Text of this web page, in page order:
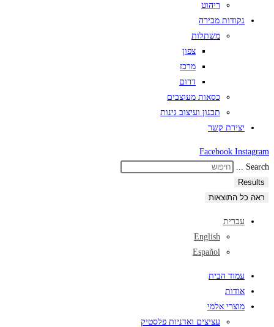
ריהוט
נקודות מכירה
משתלות
צפון
מרכז
דרום
כסאות מעוצבים
תכנון ועיצוב גינות
יצירת קשר
Facebook Instagram
Search ...
Results
ראה כל התוצאות
עברית
English
Español
עמוד הבית
אודות
מוצרי אלמי
עציצים ואדניות פלסטיק